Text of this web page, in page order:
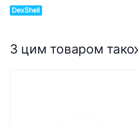
DexShell
З цим товаром